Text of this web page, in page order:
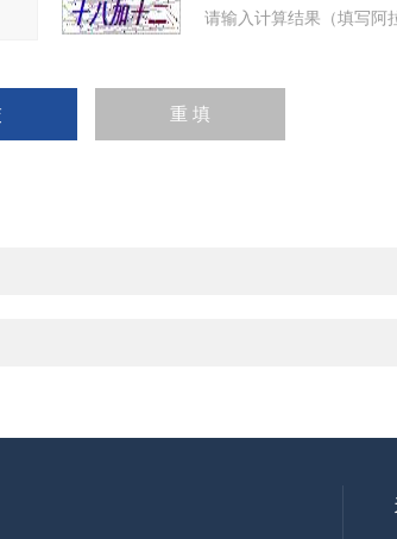
请输入计算结果（填写阿